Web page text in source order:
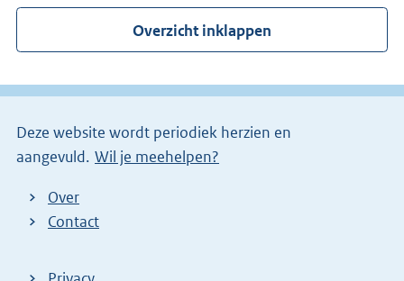
r
n
l
n
k
Overzicht inklappen
Deze website wordt periodiek herzien en
aangevuld. Wil je meehelpen?
Over
Contact